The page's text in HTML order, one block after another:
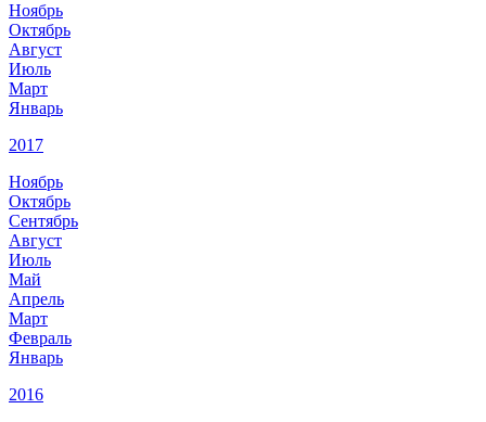
Ноябрь
Октябрь
Август
Июль
Март
Январь
2017
Ноябрь
Октябрь
Сентябрь
Август
Июль
Май
Апрель
Март
Февраль
Январь
2016